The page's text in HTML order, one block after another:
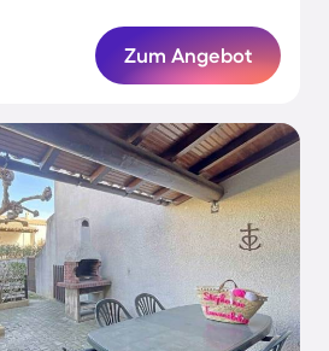
Zum Angebot